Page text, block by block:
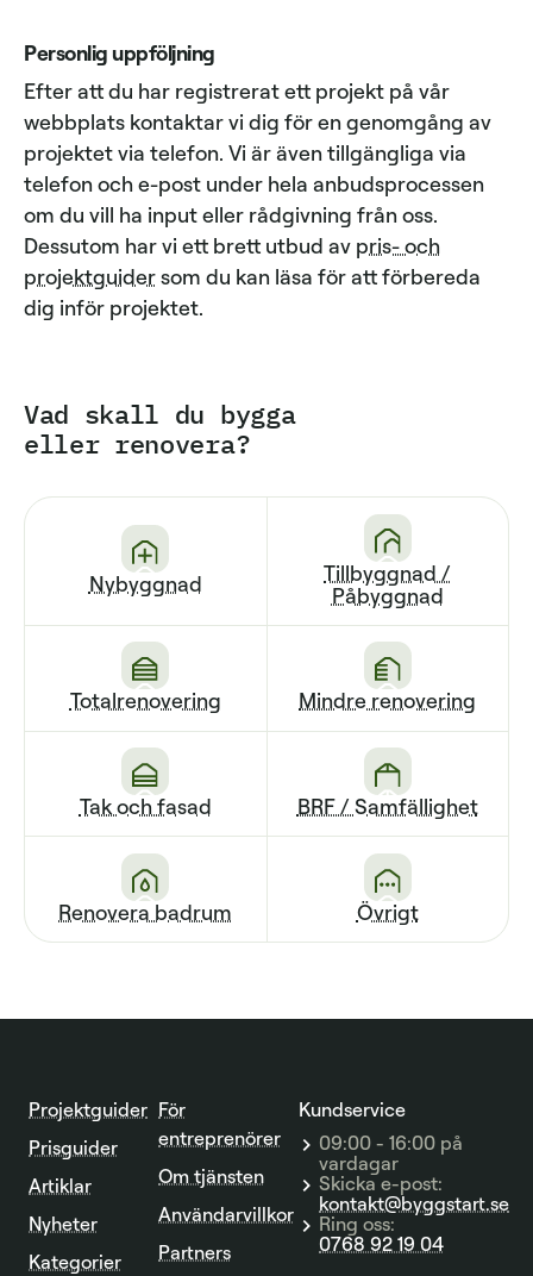
Personlig uppföljning
Efter att du har registrerat ett projekt på vår
webbplats kontaktar vi dig för en genomgång av
projektet via telefon. Vi är även tillgängliga via
telefon och e-post under hela anbudsprocessen
om du vill ha input eller rådgivning från oss.
Dessutom har vi ett brett utbud av pris- och
projektguidersom du kan läsa för att förbereda
dig inför projektet.
Vad skall du bygga
eller renovera?
Nybyggnad
Tillbyggnad /
Påbyggnad
Totalrenovering Mindre renovering
Tak och fasad BRF / Sam­fällighet
Renovera badrum Övrigt
Projektguider
Prisguider
Artiklar
Nyheter
Kategorier
För
entreprenörer
Om tjänsten
Användarvillkor
Partners
Kundservice
09:00 - 16:00 på
vardagar
Skicka e-post:
kontakt@byggstart.se
Ring oss:
0768 92 19 04